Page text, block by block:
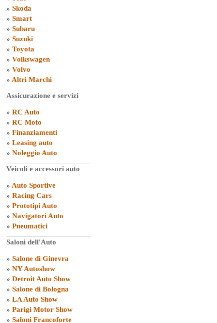
» Skoda
» Smart
» Subaru
» Suzuki
» Toyota
» Volkswagen
» Volvo
» Altri Marchi
Assicurazione e servizi
» RC Auto
» RC Moto
» Finanziamenti
» Leasing auto
» Noleggio Auto
Veicoli e accessori auto
» Auto Sportive
» Racing Cars
» Prototipi Auto
» Navigatori Auto
» Pneumatici
Saloni dell'Auto
» Salone di Ginevra
» NY Autoshow
» Detroit Auto Show
» Salone di Bologna
» LA Auto Show
» Parigi Motor Show
» Saloni Francoforte